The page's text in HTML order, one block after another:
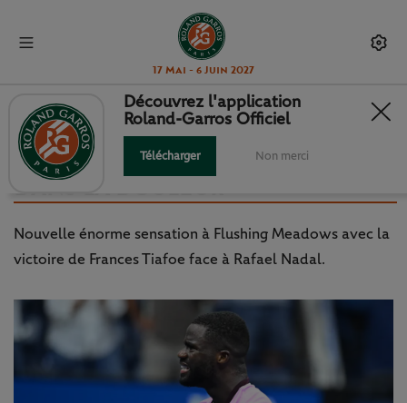
17 Mai - 6 Juin 2027
US OPEN – J8 : L’EXPLOIT DE
TIAFOE, ALCARAZ ET SWIATEK
DANS LA DOULEUR
Nouvelle énorme sensation à Flushing Meadows avec la
victoire de Frances Tiafoe face à Rafael Nadal.
Découvrez l'application
Roland-Garros Officiel
Télécharger Non merci